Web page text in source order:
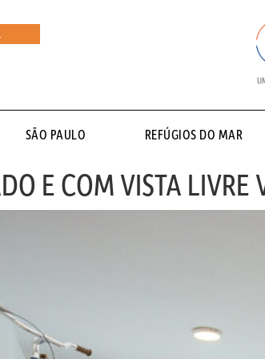
SÃO PAULO REFÚGIOS DO MAR
E COM VISTA